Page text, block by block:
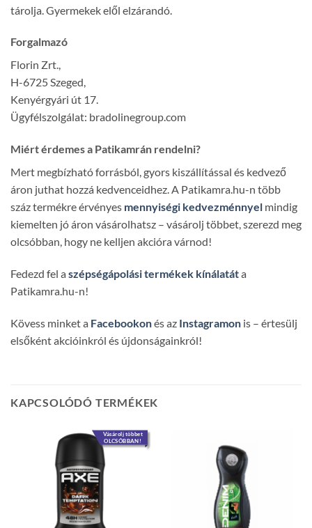
tárolja. Gyermekek elől elzárandó.
Forgalmazó
Florin Zrt.,
H-6725 Szeged,
Kenyérgyári út 17.
Ügyfélszolgálat: bradolinegroup.com
Miért érdemes a Patikamrán rendelni?
Mert megbízható forrásból, gyors kiszállítással és kedvező
áron juthat hozzá kedvenceidhez. A Patikamra.hu-n több
száz termékre érvényes mennyiségi kedvezménnyel mindig
kiemelten jó áron vásárolhatsz – vásárolj többet, szerezd meg
olcsóbban, hogy ne kelljen akcióra várnod!
Fedezd fel a szépségápolási termékek kínálatáta
Patikamra.hu-n!
Kövess minket a Facebookonés az Instagramon is – értesülj
elsőként akcióinkról és újdonságainkról!
KAPCSOLÓDÓ TERMÉKEK
Vásárolj többet
OLCSÓBBAN!